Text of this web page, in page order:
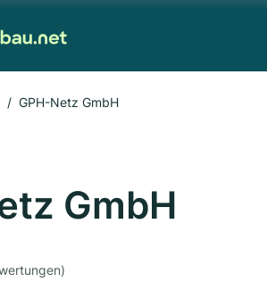
GPH-Netz GmbH
GmbH